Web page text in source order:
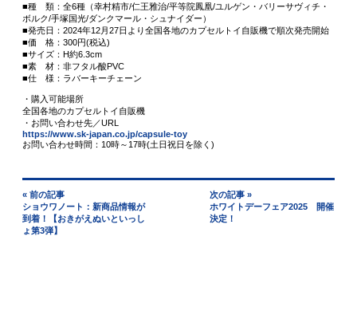
■種 類：全6種（幸村精市/仁王雅治/平等院鳳凰/ユルゲン・バリーサヴィチ・
ボルク/手塚国光/ダンクマール・シュナイダー）
■発売日：2024年12月27日より全国各地のカプセルトイ自販機で順次発売開始
■価 格：300円(税込)
■サイズ：H約6.3cm
■素 材：非フタル酸PVC
■仕 様：ラバーキーチェーン
・購入可能場所
全国各地のカプセルトイ自販機
・お問い合わせ先／URL
https://www.sk-japan.co.jp/capsule-toy
お問い合わせ時間：10時～17時(土日祝日を除く)
« 前の記事
ショウワノート：新商品情報が
到着！【おきがえぬいといっし
ょ第3弾】
次の記事 »
ホワイトデーフェア2025 開催
決定！